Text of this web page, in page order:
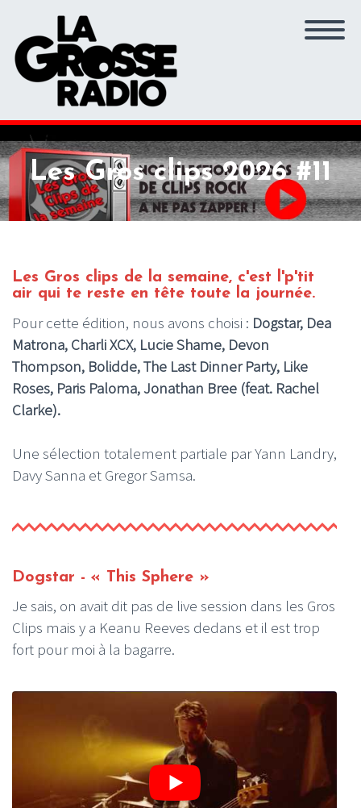
Les Gros clips 2026 #11
Les Gros clips de la semaine, c'est l'p'tit
air qui te reste en tête toute la journée.
Pour cette édition, nous avons choisi : Dogstar, Dea
Matrona, Charli XCX, Lucie Shame, Devon
Thompson, Bolidde, The Last Dinner Party, Like
Roses, Paris Paloma, Jonathan Bree (feat. Rachel
Clarke).
Une sélection totalement partiale par Yann Landry,
Davy Sanna et Gregor Samsa.
Dogstar - « This Sphere »
Je sais, on avait dit pas de live session dans les Gros
Clips mais y a Keanu Reeves dedans et il est trop
fort pour moi à la bagarre.